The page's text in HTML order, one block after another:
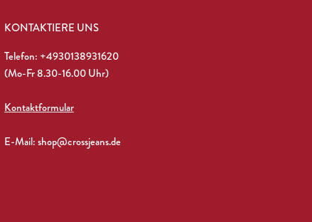
KONTAKTIERE UNS
Telefon: +4930138931620
(Mo-Fr 8.30-16.00 Uhr)
Kontaktformular
E-Mail: shop@crossjeans.de